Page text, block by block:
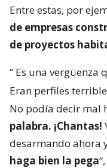
Entre estas, por
de empresas
de proyectos
“ Es una vergüenza
Eran perfiles
No podía decir mal
palabra. ¡Chantas!
desarmando ahora
haga bien la pega